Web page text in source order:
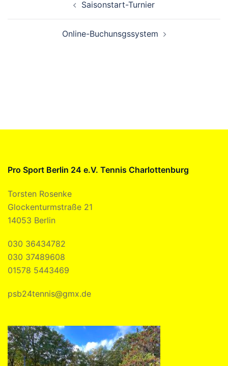
Saisonstart-Turnier
Online-Buchunsgssystem
Pro Sport Berlin 24 e.V. Tennis Charlottenburg
Torsten Rosenke
Glockenturmstraße 21
14053 Berlin
030 36434782
030 37489608
01578 5443469
psb24tennis@gmx.de